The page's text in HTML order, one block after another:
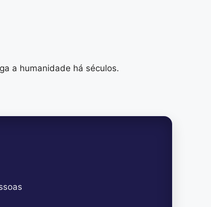
a humanidade há séculos.